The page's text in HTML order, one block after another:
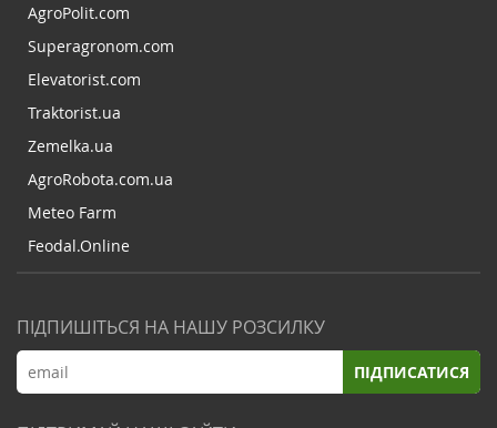
AgroPolit.com
Superagronom.com
Elevatorist.com
Traktorist.ua
Zemelka.ua
AgroRobota.com.ua
Meteo Farm
Feodal.Online
ПІДПИШІТЬСЯ НА НАШУ РОЗСИЛКУ
ПІДПИСАТИСЯ